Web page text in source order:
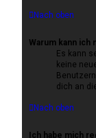
Nach oben
Warum kann
Es kann
keine
dich an
Nach oben
Ich habe mich